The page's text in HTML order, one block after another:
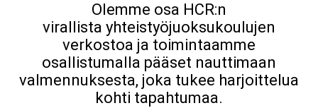
Olemme osa HCR:n
virallista yhteistyöjuoksukoulujen
verkostoa ja toimintaamme
osallistumalla pääset nauttimaan
valmennuksesta, joka tukee harjoittelua
kohti tapahtumaa.